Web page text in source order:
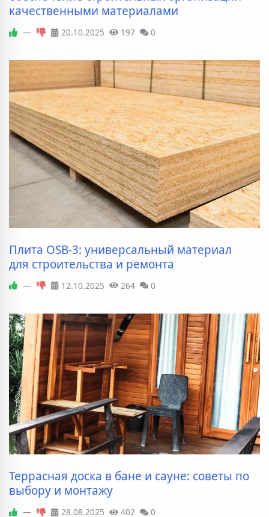
качественными материалами
— 20.10.2025 197 0
Плита OSB-3: универсальный материал
для строительства и ремонта
— 12.10.2025 264 0
Террасная доска в бане и сауне: советы по
выбору и монтажу
— 28.08.2025 402 0